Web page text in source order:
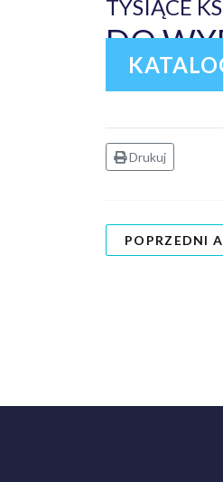
TYSIĄCE
DO
Drukuj
POPRZEDNI